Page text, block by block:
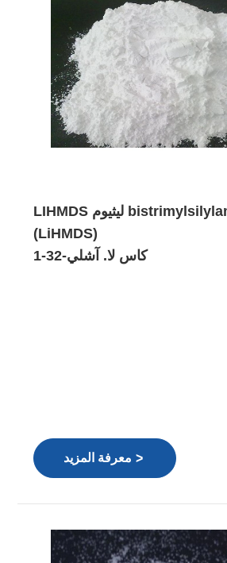
LIHMDS ليثيوم bistrimylsilylamide
(LiHMDS)
كاس لا. آشلي-32-1
معرفة المزيد >